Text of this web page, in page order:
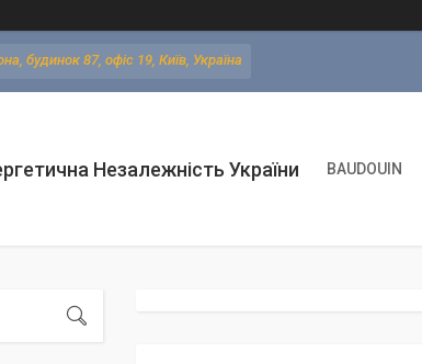
будинок 87, офіс 19, Київ, Україна
Незалежність України BAUDOUIN